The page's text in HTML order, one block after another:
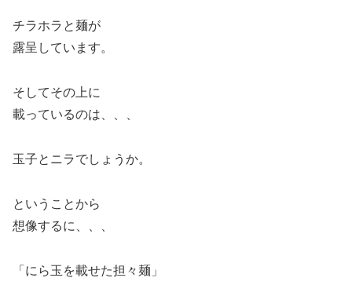
チラホラと麺が
露呈しています。
そしてその上に
載っているのは、、、
玉子とニラでしょうか。
ということから
想像するに、、、
「にら玉を載せた担々麺」